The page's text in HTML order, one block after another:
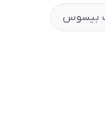
بیسوس